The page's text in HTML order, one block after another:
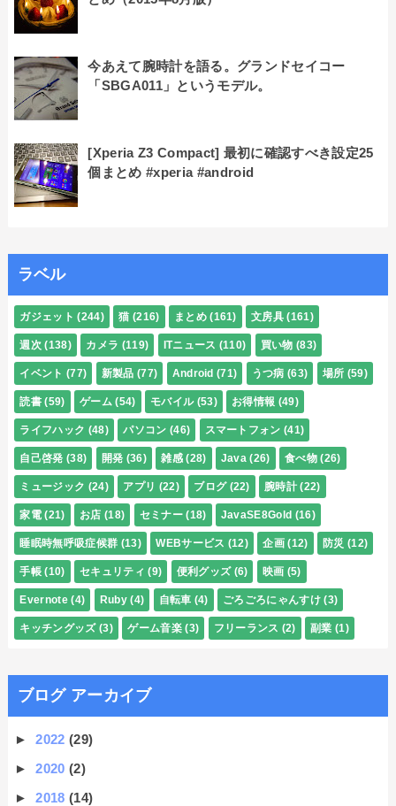
今あえて腕時計を語る。グランドセイコー
「SBGA011」というモデル。
[Xperia Z3 Compact] 最初に確認すべき設定25
個まとめ #xperia #android
ラベル
ガジェット (244) 猫 (216) まとめ (161) 文房具 (161)
週次 (138) カメラ (119) ITニュース (110) 買い物 (83)
イベント (77) 新製品 (77) Android (71) うつ病 (63) 場所 (59)
読書 (59) ゲーム (54) モバイル (53) お得情報 (49)
ライフハック (48) パソコン (46) スマートフォン (41)
自己啓発 (38) 開発 (36) 雑感 (28) Java (26) 食べ物 (26)
ミュージック (24) アプリ (22) ブログ (22) 腕時計 (22)
家電 (21) お店 (18) セミナー (18) JavaSE8Gold (16)
睡眠時無呼吸症候群 (13) WEBサービス (12) 企画 (12) 防災 (12)
手帳 (10) セキュリティ (9) 便利グッズ (6) 映画 (5)
Evernote (4) Ruby (4) 自転車 (4) ごろごろにゃんすけ (3)
キッチングッズ (3) ゲーム音楽 (3) フリーランス (2) 副業 (1)
ブログ アーカイブ
►2022(29)
►2020(2)
►2018(14)